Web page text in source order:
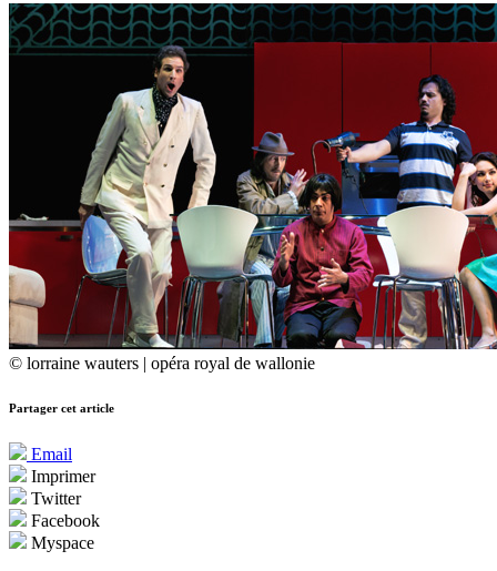
© lorraine wauters | opéra royal de wallonie
Partager cet article
Email
Imprimer
Twitter
Facebook
Myspace